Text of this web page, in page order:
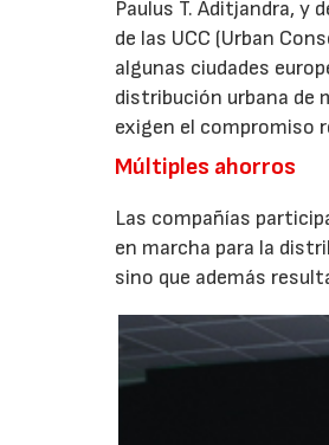
Paulus T. Aditjandra,
de las UCC (Urban
algunas ciudades
distribución urbana de
exigen el compromiso
Múltiples ahorros
Las compañías
en marcha para la
sino que además